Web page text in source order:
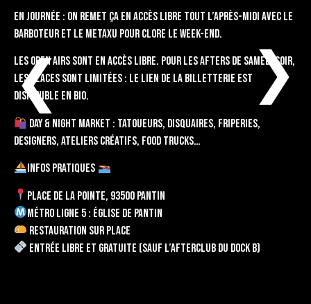
En journée : On remet ça en accès libre tout l’après-midi avec Le
Barboteur et le Metaxu pour clore le week-end.
Les open airs sont en accès libre. Pour les afters de samedi soir,
les places sont limitées : le lien de la billetterie est
disponible en bio.
Day & Night Market : Tatoueurs, disquaires, friperies,
designers, ateliers créatifs, food trucks…
INFOS PRATIQUES
Place de la Pointe, 93500 Pantin
Métro ligne 5 : Église de Pantin
Restauration sur place
Entrée libre et gratuite (sauf l’afterclub du Dock B)
❮
❮